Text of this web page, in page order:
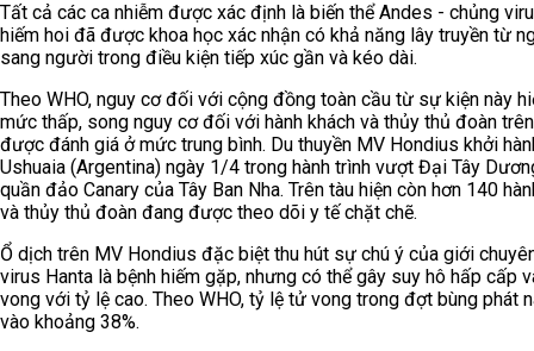
Tất cả các ca nhiễm được xác định là biến thể Andes - chủng
hiếm hoi đã được khoa học xác nhận có khả năng lây truyền từ
sang người trong điều kiện tiếp xúc gần và kéo dài.
Theo WHO, nguy cơ đối với cộng đồng toàn cầu từ sự kiện này
mức thấp, song nguy cơ đối với hành khách và thủy thủ đoàn
được đánh giá ở mức trung bình. Du thuyền MV Hondius khởi
Ushuaia (Argentina) ngày 1/4 trong hành trình vượt Đại Tây
quần đảo Canary của Tây Ban Nha. Trên tàu hiện còn hơn 140
và thủy thủ đoàn đang được theo dõi y tế chặt chẽ.
Ổ dịch trên MV Hondius đặc biệt thu hút sự chú ý của giới
virus Hanta là bệnh hiếm gặp, nhưng có thể gây suy hô hấp cấp
vong với tỷ lệ cao. Theo WHO, tỷ lệ tử vong trong đợt bùng phát
vào khoảng 38%.